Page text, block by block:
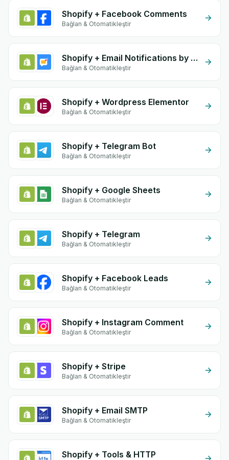
Shopify + Facebook Comments
Bağlan & Otomatikleştir
Shopify + Email Notifications by eGrow
Bağlan & Otomatikleştir
Shopify + Wordpress Elementor
Bağlan & Otomatikleştir
Shopify + Telegram Bot
Bağlan & Otomatikleştir
Shopify + Google Sheets
Bağlan & Otomatikleştir
Shopify + Telegram
Bağlan & Otomatikleştir
Shopify + Facebook Leads
Bağlan & Otomatikleştir
Shopify + Instagram Comment
Bağlan & Otomatikleştir
Shopify + Stripe
Bağlan & Otomatikleştir
Shopify + Email SMTP
Bağlan & Otomatikleştir
Shopify + Tools & HTTP